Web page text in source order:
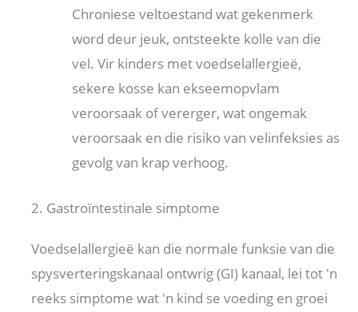
Chroniese veltoestand wat gekenmerk
word deur jeuk, ontsteekte kolle van die
vel. Vir kinders met voedselallergieë,
sekere kosse kan ekseemopvlam
veroorsaak of vererger, wat ongemak
veroorsaak en die risiko van velinfeksies as
gevolg van krap verhoog.
2. Gastroïntestinale simptome
Voedselallergieë kan die normale funksie van die
spysverteringskanaal ontwrig (GI) kanaal, lei tot 'n
reeks simptome wat 'n kind se voeding en groei